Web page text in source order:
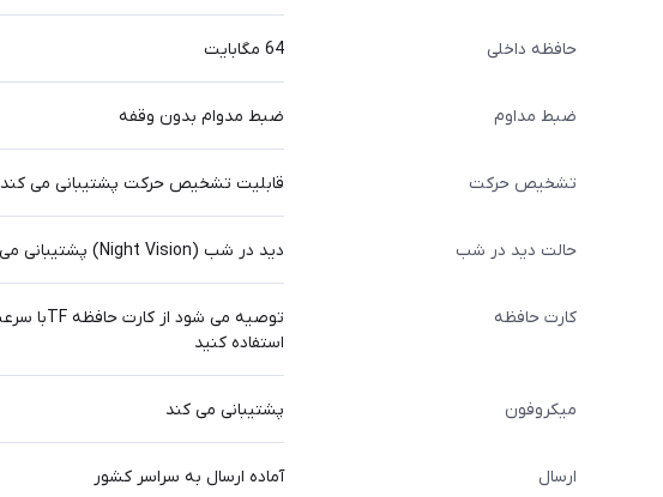
حافظه داخلی 64 مگابایت
ضبط مداوم ضبط مدوام بدون وقفه
تشخیص حرکت قابلیت تشخیص حرکت پشتیبانی می کند
حالت دید در شب دید در شب (Night Vision) پشتیبانی می کند
کارت حافظه
استفاده کنید
میکروفون پشتیبانی می کند
ارسال آماده ارسال به سراسر کشور